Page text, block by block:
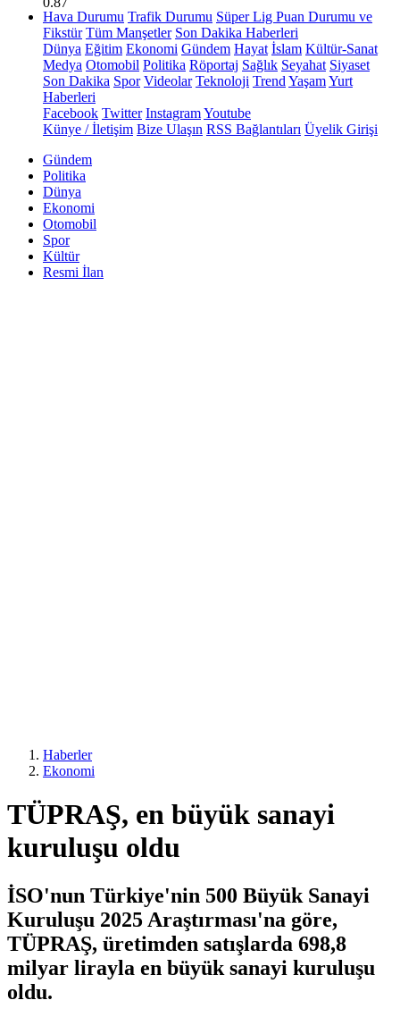
Hava Durumu Trafik Durumu Süper Lig Puan Durumu ve
Fikstür Tüm Manşetler Son Dakika Haberleri
Dünya Eğitim Ekonomi Gündem Hayat İslam Kültür-Sanat
Medya Otomobil Politika Röportaj Sağlık Seyahat Siyaset
Son Dakika Spor Videolar Teknoloji Trend YaşamYurt
Haberleri
Facebook Twitter InstagramYoutube
Künye / İletişim Bize Ulaşın RSS Bağlantıları Üyelik Girişi
Gündem
Politika
Dünya
Ekonomi
Otomobil
Spor
Kültür
Resmi İlan
Haberler
Ekonomi
TÜPRAŞ, en büyük sanayi
kuruluşu oldu
İSO'nun Türkiye'nin 500 Büyük Sanayi
Kuruluşu 2025 Araştırması'na göre,
TÜPRAŞ, üretimden satışlarda 698,8
milyar lirayla en büyük sanayi kuruluşu
oldu.